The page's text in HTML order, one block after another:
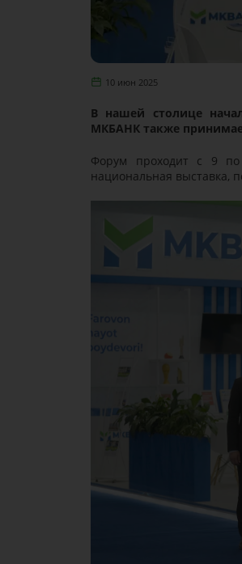
10 июн 2025
В нашей столице
МКБАНК также
Форум проходит с 9 по
национальная выставка,